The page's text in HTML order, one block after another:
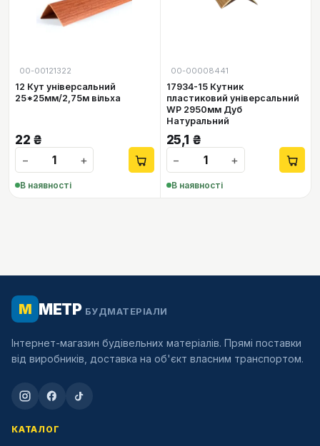
00-00121322
12 Кут універсальний
25*25мм/2,75м вільха
22 ₴
−
+
В наявності
00-00008441
17934-15 Кутник
пластиковий універсальний
WP 2950мм Дуб
Натуральний
25,1 ₴
−
+
В наявності
М МЕТР БУДМАТЕРІАЛИ
Інтернет-магазин будівельних матеріалів. Прямі поставки
від виробників, доставка на об'єкт власним транспортом.
КАТАЛОГ